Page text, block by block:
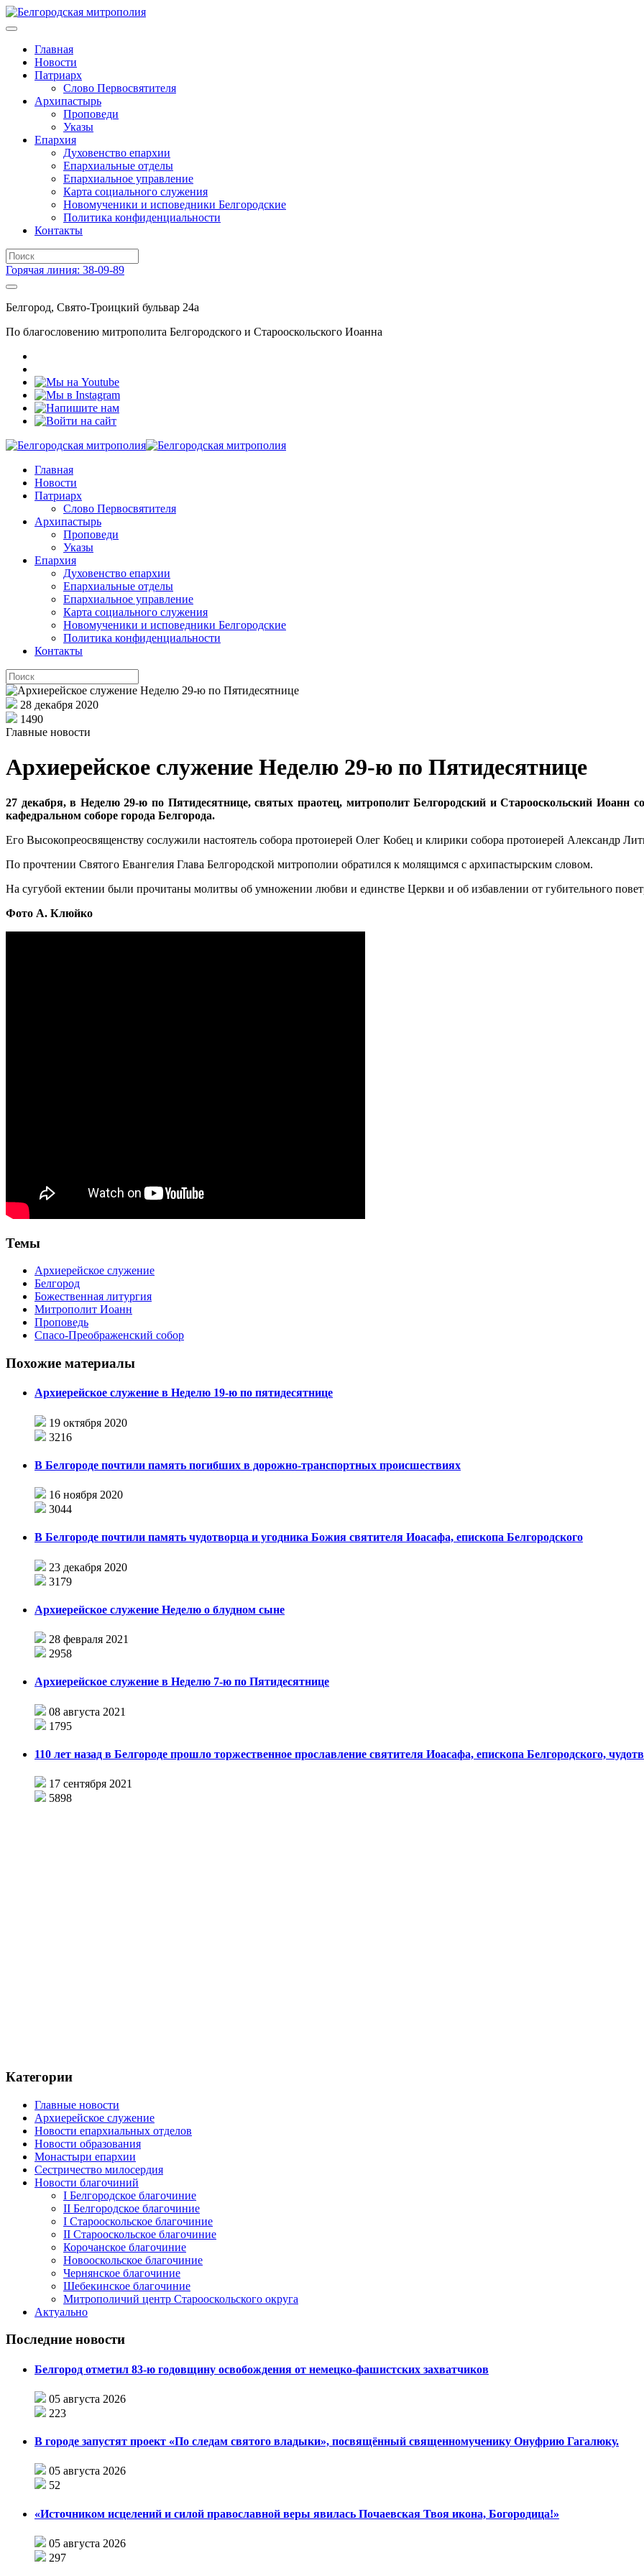
Главная
Новости
Патриарх
Слово Первосвятителя
Архипастырь
Проповеди
Указы
Епархия
Духовенство епархии
Епархиальные отделы
Епархиальное управление
Карта социального служения
Новомученики и исповедники Белгородские
Политика конфиденциальности
Контакты
Горячая линия: 38-09-89
Белгород, Свято-Троицкий бульвар 24а
По благословению митрополита Белгородского и Старооскольского Иоанна
Главная
Новости
Патриарх
Слово Первосвятителя
Архипастырь
Проповеди
Указы
Епархия
Духовенство епархии
Епархиальные отделы
Епархиальное управление
Карта социального служения
Новомученики и исповедники Белгородские
Политика конфиденциальности
Контакты
28 декабря 2020
1490
Главные новости
Архиерейское служение Неделю 29-ю по Пятидесятнице
27 декабря, в Неделю 29-ю по Пятидесятнице, святых праотец, митрополит Белгородский и Старооскольский
кафедральном соборе города Белгорода.
Его Высокопреосвященству сослужили настоятель собора протоиерей Олег Кобец и клирики собора протоиерей Александр
По прочтении Святого Евангелия Глава Белгородской митрополии обратился к молящимся с архипастырским словом.
На сугубой ектении были прочитаны молитвы об умножении любви и единстве Церкви и об избавлении от губительного
Фото А. Клюйко
Темы
Архиерейское служение
Белгород
Божественная литургия
Митрополит Иоанн
Проповедь
Спасо-Преображенский собор
Похожие материалы
Архиерейское служение в Неделю 19-ю по пятидесятнице
19 октября 2020
3216
В Белгороде почтили память погибших в дорожно-транспортных происшествиях
16 ноября 2020
3044
В Белгороде почтили память чудотворца и угодника Божия святителя Иоасафа, епископа Белгородского
23 декабря 2020
3179
Архиерейское служение Неделю о блудном сыне
28 февраля 2021
2958
Архиерейское служение в Неделю 7-ю по Пятидесятнице
08 августа 2021
1795
110 лет назад в Белгороде прошло торжественное прославление святителя Иоасафа, епископа Белгородского,
17 сентября 2021
5898
Категории
Главные новости
Архиерейское служение
Новости епархиальных отделов
Новости образования
Монастыри епархии
Сестричество милосердия
Новости благочиний
I Белгородское благочиние
II Белгородское благочиние
I Старооскольское благочиние
II Старооскольское благочиние
Корочанское благочиние
Новооскольское благочиние
Чернянское благочиние
Шебекинское благочиние
Митрополичий центр Старооскольского округа
Актуально
Последние новости
Белгород отметил 83-ю годовщину освобождения от немецко-фашистских захватчиков
05 августа 2026
223
В городе запустят проект «По следам святого владыки», посвящённый священномученику Онуфрию Гагалюку.
05 августа 2026
52
«Источником исцелений и силой православной веры явилась Почаевская Твоя икона, Богородица!»
05 августа 2026
297